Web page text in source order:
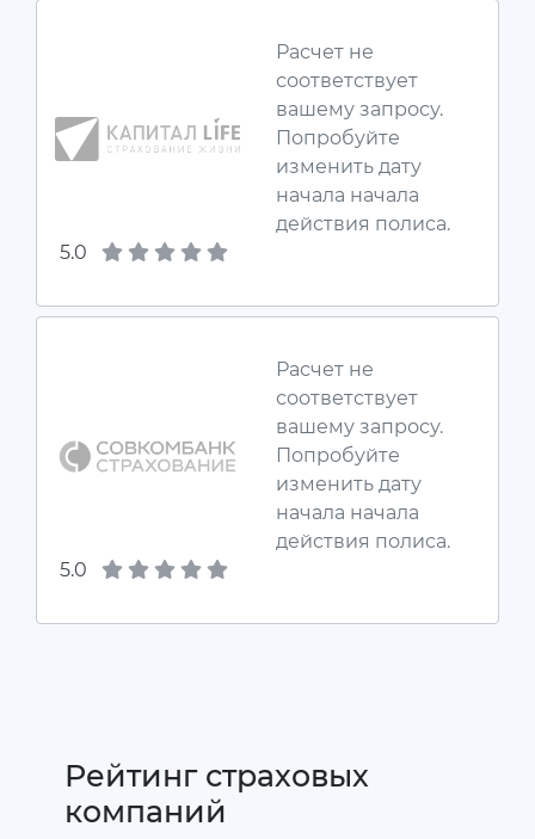
Расчет не
соответствует
вашему запросу.
Попробуйте
изменить дату
начала начала
действия полиса.
5.0
Расчет не
соответствует
вашему запросу.
Попробуйте
изменить дату
начала начала
действия полиса.
5.0
Рейтинг страховых
компаний